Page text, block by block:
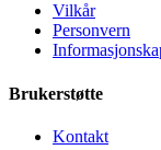
Vilkår
Personvern
Brukerstøtte
Kontakt